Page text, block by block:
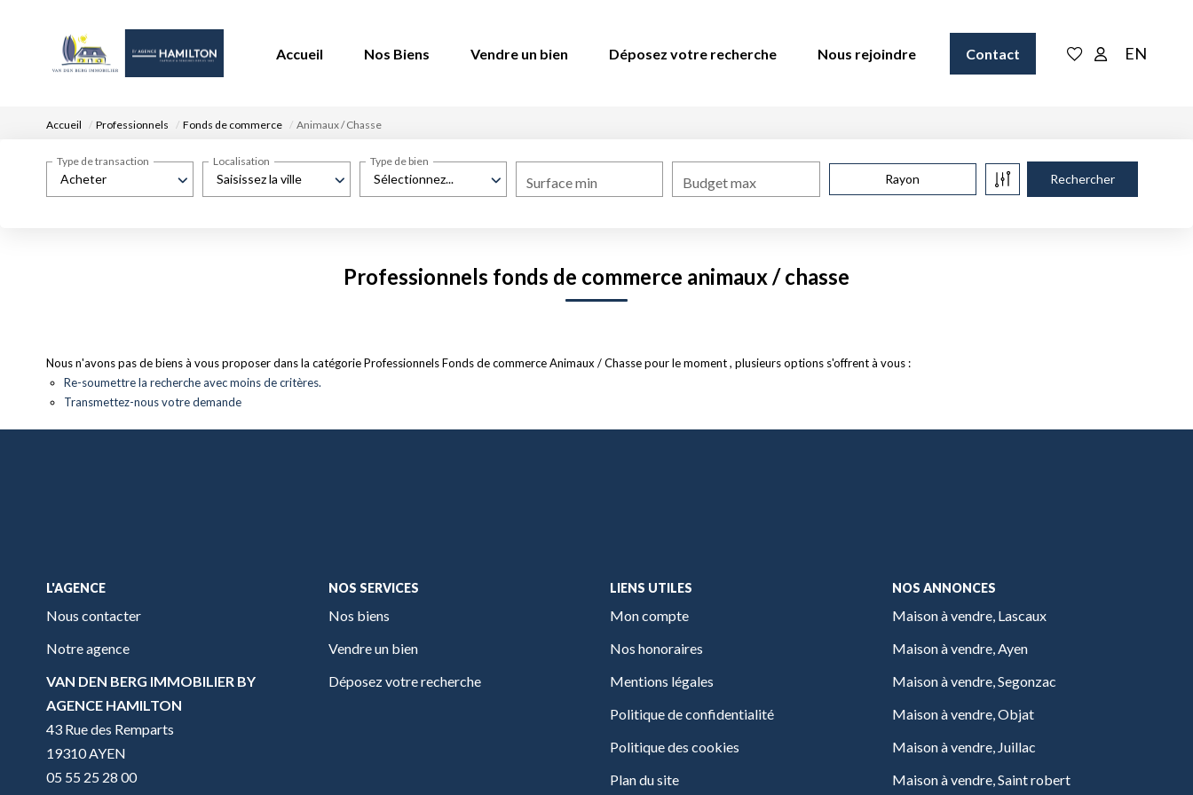
Accueil Nos Biens Vendre un bien Déposez votre recherche Nous rejoindre Contact EN
Accueil Professionnels Fonds de commerce Animaux / Chasse
Acheter
Type de transaction
Saisissez la ville
Localisation
Sélectionnez...
Type de bien
Surface min Budget max Rayon
Professionnels fonds de commerce animaux / chasse
Nous n'avons pas de biens à vous proposer dans la catégorie Professionnels Fonds de commerce Animaux / Chasse pour le moment , plusieurs options s'offrent à vous :
Re-soumettre la recherche avec moins de critères.
Transmettez-nous votre demande
L'AGENCE
Nous contacter
Notre agence
VAN DEN BERG IMMOBILIER BY
AGENCE HAMILTON
43 Rue des Remparts
19310 AYEN
05 55 25 28 00
NOS SERVICES
Nos biens
Vendre un bien
Déposez votre recherche
LIENS UTILES
Mon compte
Nos honoraires
Mentions légales
Politique de confidentialité
Politique des cookies
Plan du site
NOS ANNONCES
Maison à vendre, Lascaux
Maison à vendre, Ayen
Maison à vendre, Segonzac
Maison à vendre, Objat
Maison à vendre, Juillac
Maison à vendre, Saint robert